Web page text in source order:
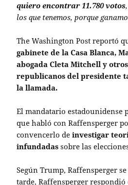
quiero encontrar 11.780 votos
los que tenemos, porque
The Washington Post reportó
gabinete de la Casa Blanca,
abogada Cleta Mitchell y
republicanos del presidente
la llamada.
El mandatario estadounidense
que habló con Raffensperger
convencerlo de investigar
infundadas sobre las
Según Trump, Raffensperger
tarde, Raffensperger